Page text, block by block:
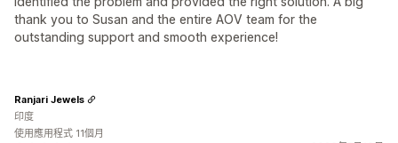
thank you to Susan and the entire AOV team for the
outstanding support and smooth experience!
Ranjari Jewels
印度
使用應用程式 11個月